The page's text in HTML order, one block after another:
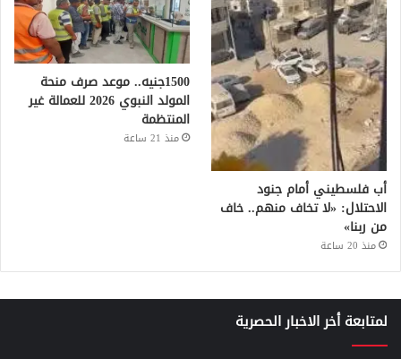
أب فلسطيني أمام جنود
الاحتلال: «لا تخاف منهم.. خاف
من ربنا»
منذ 20 ساعة
1500جنيه.. موعد صرف منحة
المولد النبوي 2026 للعمالة غير
المنتظمة
منذ 21 ساعة
لمتابعة أخر الاخبار الحصرية